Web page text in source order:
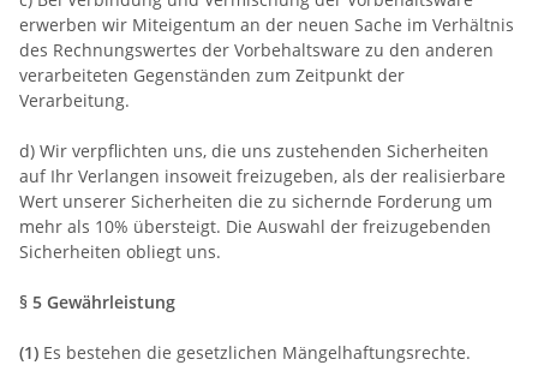
erwerben wir Miteigentum an der neuen Sache im Verhältnis
des Rechnungswertes der Vorbehaltsware zu den anderen
verarbeiteten Gegenständen zum Zeitpunkt der
Verarbeitung.
d) Wir verpflichten uns, die uns zustehenden Sicherheiten
auf Ihr Verlangen insoweit freizugeben, als der realisierbare
Wert unserer Sicherheiten die zu sichernde Forderung um
mehr als 10% übersteigt. Die Auswahl der freizugebenden
Sicherheiten obliegt uns.
§ 5 Gewährleistung
(1) Es bestehen die gesetzlichen Mängelhaftungsrechte.